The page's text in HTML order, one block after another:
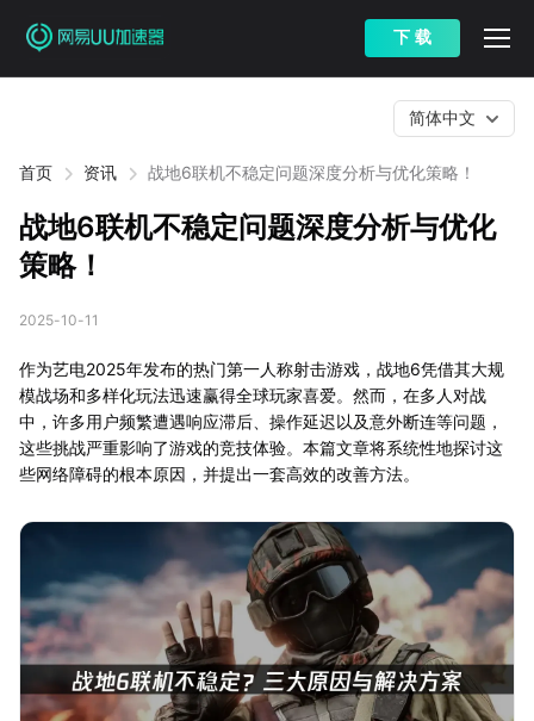
下 载
首页 资讯 战地6联机不稳定问题深度分析与优化策略！
简体中文
战地6联机不稳定问题深度分析与优化
策略！
2025-10-11
作为艺电2025年发布的热门第一人称射击游戏，战地6凭借其大规
模战场和多样化玩法迅速赢得全球玩家喜爱。然而，在多人对战
中，许多用户频繁遭遇响应滞后、操作延迟以及意外断连等问题，
这些挑战严重影响了游戏的竞技体验。本篇文章将系统性地探讨这
些网络障碍的根本原因，并提出一套高效的改善方法。